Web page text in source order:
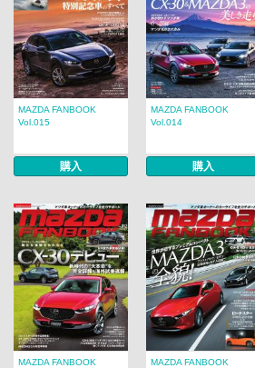
MAZDA FANBOOK
Vol.015
購入
MAZDA FANBOOK
Vol.014
購入
MAZDA FANBOOK
MAZDA FANBOOK